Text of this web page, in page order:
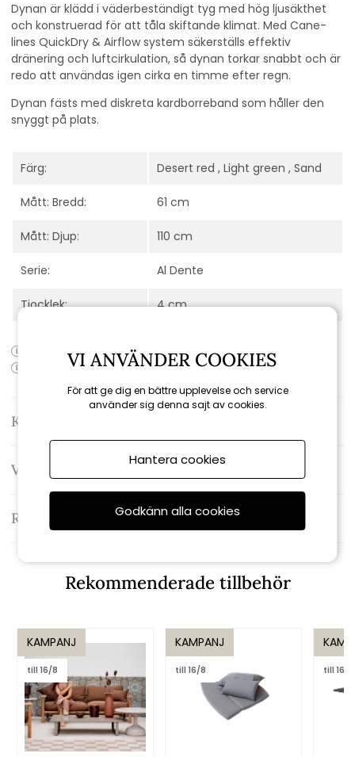
Dynan är klädd i väderbeständigt tyg med hög ljusäkthet
och konstruerad för att tåla skiftande klimat. Med Cane-
lines QuickDry & Airflow system säkerställs effektiv
dränering och luftcirkulation, så dynan torkar snabbt och är
redo att användas igen cirka en timme efter regn.
Dynan fästs med diskreta kardborreband som håller den
snyggt på plats.
Färg: Desert red , Light green , Sand
Mått: Bredd: 61 cm
Mått: Djup: 110 cm
Serie: Al Dente
Tjocklek: 4 cm
Produktens artikelnummer:11475Y192
Produktens EAN-kod:
Kontakta oss
Varumärke: Cane-line
Recensioner
Rekommenderade tillbehör
KAMPANJ
till 16/8
KAMPANJ
till 16/8 till 16/8
VI ANVÄNDER COOKIES
För att ge dig en bättre upplevelse och service
använder sig denna sajt av cookies.
Hantera cookies
Godkänn alla cookies